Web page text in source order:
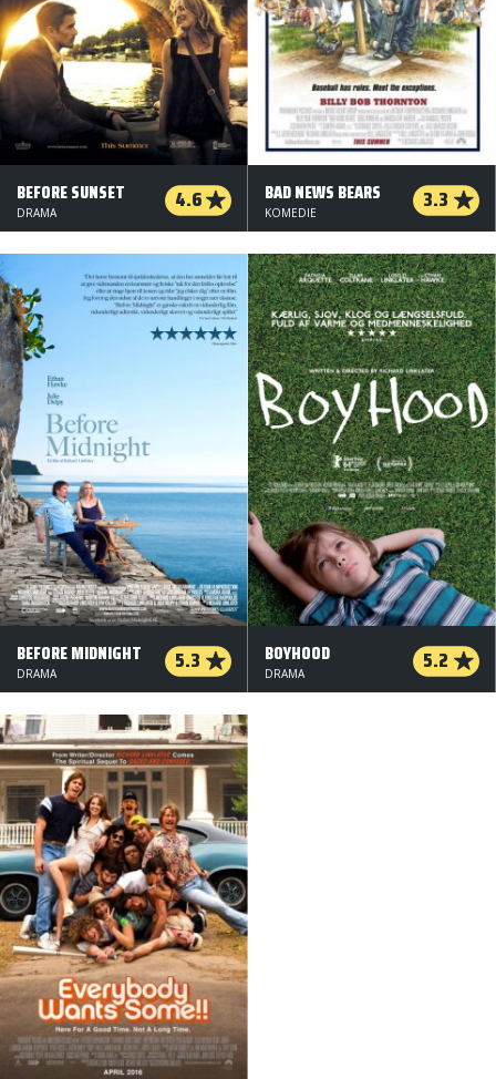
BEFORE SUNSET 4.6
DRAMA
BAD NEWS BEARS 3.3
KOMEDIE
BEFORE MIDNIGHT 5.3
DRAMA
BOYHOOD 5.2
DRAMA